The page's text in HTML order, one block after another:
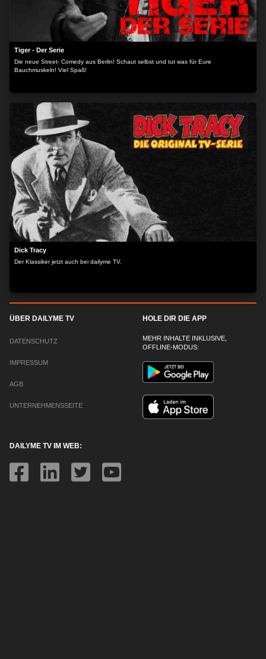
Tiger - Der Serie
Die neue Street- Comedy aus Berlin! Schaut selbst und tut was für Eure
Bauchmuskeln! Viel Spaß!
Dick Tracy
Der Klassiker jetzt auch bei dailyme TV.
ÜBER DAILYME TV
DATENSCHUTZ
IMPRESSUM
AGB
UNTERNEHMENSSEITE
HOLE DIR DIE APP
MEHR INHALTE INKLUSIVE,
OFFLINE-MODUS:
DAILYME TV IM WEB: